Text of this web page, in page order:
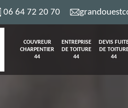
06 64 72 20 70
COUVREUR
CHARPENTIER
44
ENTREPRISE
DE TOITURE
44
DEVIS
DE
44